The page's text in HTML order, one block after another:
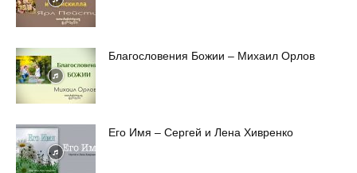
Благословения Божии – Михаил Орлов
Его Имя – Сергей и Лена Хивренко